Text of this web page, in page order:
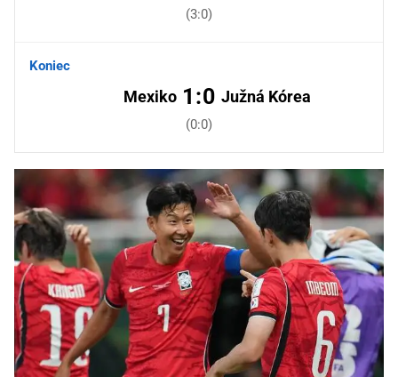
(3:0)
Koniec
Mexiko 1:0 Južná Kórea
(0:0)